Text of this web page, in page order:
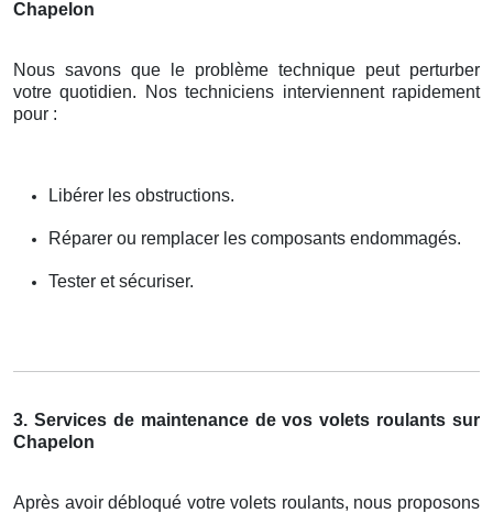
Chapelon
Nous savons que le problème technique peut perturber
votre quotidien. Nos techniciens interviennent rapidement
pour :
Libérer les obstructions.
Réparer ou remplacer les composants endommagés.
Tester et sécuriser.
3. Services de maintenance de vos volets roulants sur
Chapelon
Après avoir débloqué votre volets roulants, nous proposons